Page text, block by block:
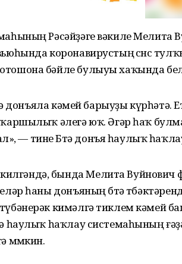
Рәсәйҙәге вәкиле Мелита
коронавирустың өсөнсө
бәйле булыуы хаҡында
донъяла кәмей барыуҙы күрһәтә.
әлегә юҡ. Әгәр һаҡ
— тине Бөтә донъя һаулыҡ
бында Мелита Вуйнович
һаны донъяның бөтә
кимәлгә тиклем кәмей
һаулыҡ һаҡлау системаһының
мөмкин.